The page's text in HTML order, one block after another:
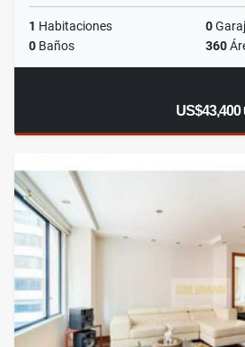
1 Habitaciones 0
0 Baños 360
US$43,400